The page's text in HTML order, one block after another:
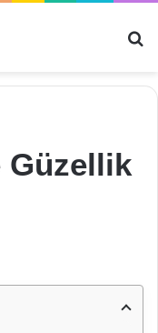
Güzellik